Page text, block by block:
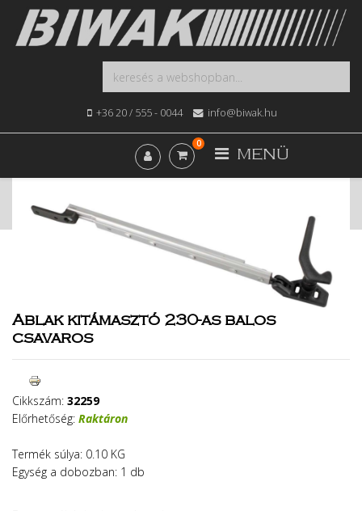
+36 20 / 555 - 0044 info@biwak.hu
MENÜ
0
Ablak kitámasztó 230-as balos csavaros
Ablak kitámasztó 230-as balos
csavaros
Cikkszám: 32259
Előrhetőség: Raktáron
Termék súlya: 0.10 KG
Egység a dobozban: 1 db